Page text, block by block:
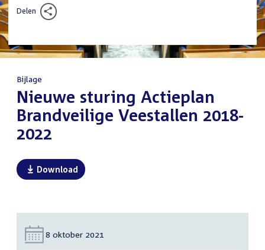
Delen
Bijlage
:Nieuwe sturing Actieplan
Brandveilige Veestallen 2018-
2022
Download
Datum:
8 oktober 2021